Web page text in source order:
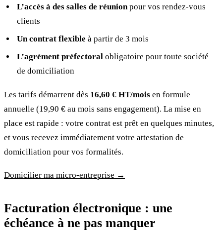
L’accès à des salles de réunionpour vos rendez-vous
clients
Un contrat flexible à partir de 3 mois
L’agrément préfectoralobligatoire pour toute société
de domiciliation
Les tarifs démarrent dès 16,60 € HT/mois en formule
annuelle (19,90 € au mois sans engagement). La mise en
place est rapide : votre contrat est prêt en quelques minutes,
et vous recevez immédiatement votre attestation de
domiciliation pour vos formalités.
Domicilier ma micro-entreprise →
Facturation électronique : une
échéance à ne pas manquer